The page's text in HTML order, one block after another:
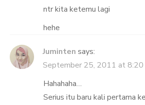
ntr kita ketemu lagi
hehe
Juminten says:
September 25, 2011 at 8:20
Hahahaha…
Serius itu baru kali pertama